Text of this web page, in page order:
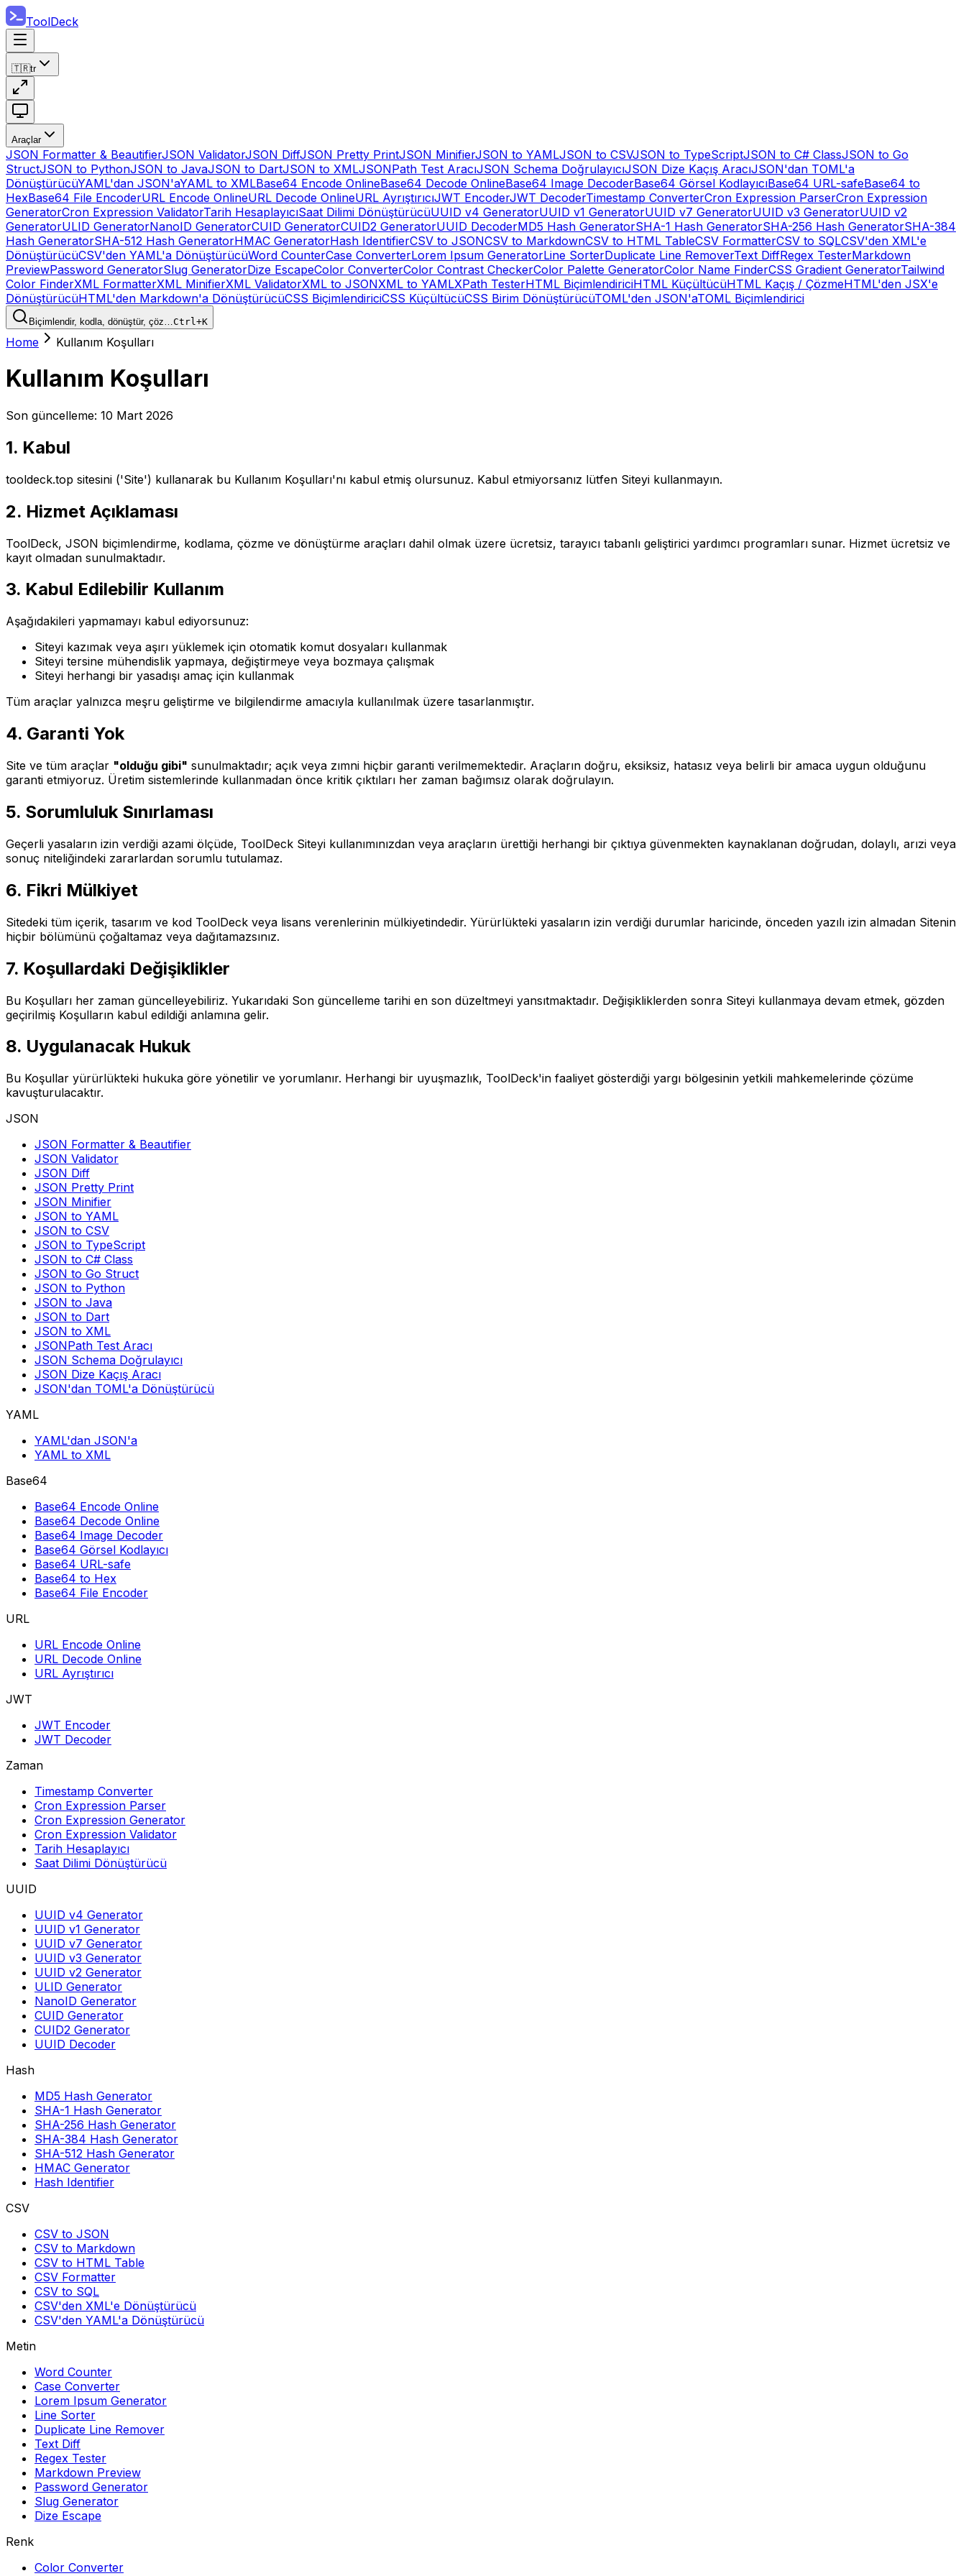
ToolDeck
🇹🇷tr
Araçlar
JSON Formatter & BeautifierJSON ValidatorJSON DiffJSON Pretty PrintJSON MinifierJSON to YAMLJSON to CSVJSON to TypeScriptJSON to C# ClassJSON to Go
StructJSON to PythonJSON to JavaJSON to DartJSON to XMLJSONPath Test AracıJSON Schema DoğrulayıcıJSON Dize Kaçış AracıJSON'dan TOML'a
DönüştürücüYAML'dan JSON'aYAML to XMLBase64 Encode OnlineBase64 Decode OnlineBase64 Image DecoderBase64 Görsel KodlayıcıBase64 URL-safeBase64 to
HexBase64 File EncoderURL Encode OnlineURL Decode OnlineURL AyrıştırıcıJWT EncoderJWT DecoderTimestamp ConverterCron Expression ParserCron Expression
GeneratorCron Expression ValidatorTarih HesaplayıcıSaat Dilimi DönüştürücüUUID v4 GeneratorUUID v1 GeneratorUUID v7 GeneratorUUID v3 GeneratorUUID v2
GeneratorULID GeneratorNanoID GeneratorCUID GeneratorCUID2 GeneratorUUID DecoderMD5 Hash GeneratorSHA-1 Hash GeneratorSHA-256 Hash GeneratorSHA-384
Hash GeneratorSHA-512 Hash GeneratorHMAC GeneratorHash IdentifierCSV to JSONCSV to MarkdownCSV to HTML TableCSV FormatterCSV to SQLCSV'den XML'e
DönüştürücüCSV'den YAML'a DönüştürücüWord CounterCase ConverterLorem Ipsum GeneratorLine SorterDuplicate Line RemoverText DiffRegex TesterMarkdown
PreviewPassword GeneratorSlug GeneratorDize EscapeColor ConverterColor Contrast CheckerColor Palette GeneratorColor Name FinderCSS Gradient GeneratorTailwind
Color FinderXML FormatterXML MinifierXML ValidatorXML to JSONXML to YAMLXPath TesterHTML BiçimlendiriciHTML KüçültücüHTML Kaçış / ÇözmeHTML'den JSX'e
DönüştürücüHTML'den Markdown'a DönüştürücüCSS BiçimlendiriciCSS KüçültücüCSS Birim DönüştürücüTOML'den JSON'aTOML Biçimlendirici
Biçimlendir, kodla, dönüştür, çöz…Ctrl+K
Home Kullanım Koşulları
Kullanım Koşulları
Son güncelleme: 10 Mart 2026
1. Kabul
tooldeck.top sitesini ('Site') kullanarak bu Kullanım Koşulları'nı kabul etmiş olursunuz. Kabul etmiyorsanız lütfen Siteyi kullanmayın.
2. Hizmet Açıklaması
ToolDeck, JSON biçimlendirme, kodlama, çözme ve dönüştürme araçları dahil olmak üzere ücretsiz, tarayıcı tabanlı geliştirici yardımcı programları sunar. Hizmet ücretsiz ve
kayıt olmadan sunulmaktadır.
3. Kabul Edilebilir Kullanım
Aşağıdakileri yapmamayı kabul ediyorsunuz:
Siteyi kazımak veya aşırı yüklemek için otomatik komut dosyaları kullanmak
Siteyi tersine mühendislik yapmaya, değiştirmeye veya bozmaya çalışmak
Siteyi herhangi bir yasadışı amaç için kullanmak
Tüm araçlar yalnızca meşru geliştirme ve bilgilendirme amacıyla kullanılmak üzere tasarlanmıştır.
4. Garanti Yok
Site ve tüm araçlar "olduğu gibi" sunulmaktadır; açık veya zımni hiçbir garanti verilmemektedir. Araçların doğru, eksiksiz, hatasız veya belirli bir amaca uygun olduğunu
garanti etmiyoruz. Üretim sistemlerinde kullanmadan önce kritik çıktıları her zaman bağımsız olarak doğrulayın.
5. Sorumluluk Sınırlaması
Geçerli yasaların izin verdiği azami ölçüde, ToolDeck Siteyi kullanımınızdan veya araçların ürettiği herhangi bir çıktıya güvenmekten kaynaklanan doğrudan, dolaylı, arızi veya
sonuç niteliğindeki zararlardan sorumlu tutulamaz.
6. Fikri Mülkiyet
Sitedeki tüm içerik, tasarım ve kod ToolDeck veya lisans verenlerinin mülkiyetindedir. Yürürlükteki yasaların izin verdiği durumlar haricinde, önceden yazılı izin almadan Sitenin
hiçbir bölümünü çoğaltamaz veya dağıtamazsınız.
7. Koşullardaki Değişiklikler
Bu Koşulları her zaman güncelleyebiliriz. Yukarıdaki Son güncelleme tarihi en son düzeltmeyi yansıtmaktadır. Değişikliklerden sonra Siteyi kullanmaya devam etmek, gözden
geçirilmiş Koşulların kabul edildiği anlamına gelir.
8. Uygulanacak Hukuk
Bu Koşullar yürürlükteki hukuka göre yönetilir ve yorumlanır. Herhangi bir uyuşmazlık, ToolDeck'in faaliyet gösterdiği yargı bölgesinin yetkili mahkemelerinde çözüme
kavuşturulacaktır.
JSON
JSON Formatter & Beautifier
JSON Validator
JSON Diff
JSON Pretty Print
JSON Minifier
JSON to YAML
JSON to CSV
JSON to TypeScript
JSON to C# Class
JSON to Go Struct
JSON to Python
JSON to Java
JSON to Dart
JSON to XML
JSONPath Test Aracı
JSON Schema Doğrulayıcı
JSON Dize Kaçış Aracı
JSON'dan TOML'a Dönüştürücü
YAML
YAML'dan JSON'a
YAML to XML
Base64
Base64 Encode Online
Base64 Decode Online
Base64 Image Decoder
Base64 Görsel Kodlayıcı
Base64 URL-safe
Base64 to Hex
Base64 File Encoder
URL
URL Encode Online
URL Decode Online
URL Ayrıştırıcı
JWT
JWT Encoder
JWT Decoder
Zaman
Timestamp Converter
Cron Expression Parser
Cron Expression Generator
Cron Expression Validator
Tarih Hesaplayıcı
Saat Dilimi Dönüştürücü
UUID
UUID v4 Generator
UUID v1 Generator
UUID v7 Generator
UUID v3 Generator
UUID v2 Generator
ULID Generator
NanoID Generator
CUID Generator
CUID2 Generator
UUID Decoder
Hash
MD5 Hash Generator
SHA-1 Hash Generator
SHA-256 Hash Generator
SHA-384 Hash Generator
SHA-512 Hash Generator
HMAC Generator
Hash Identifier
CSV
CSV to JSON
CSV to Markdown
CSV to HTML Table
CSV Formatter
CSV to SQL
CSV'den XML'e Dönüştürücü
CSV'den YAML'a Dönüştürücü
Metin
Word Counter
Case Converter
Lorem Ipsum Generator
Line Sorter
Duplicate Line Remover
Text Diff
Regex Tester
Markdown Preview
Password Generator
Slug Generator
Dize Escape
Renk
Color Converter